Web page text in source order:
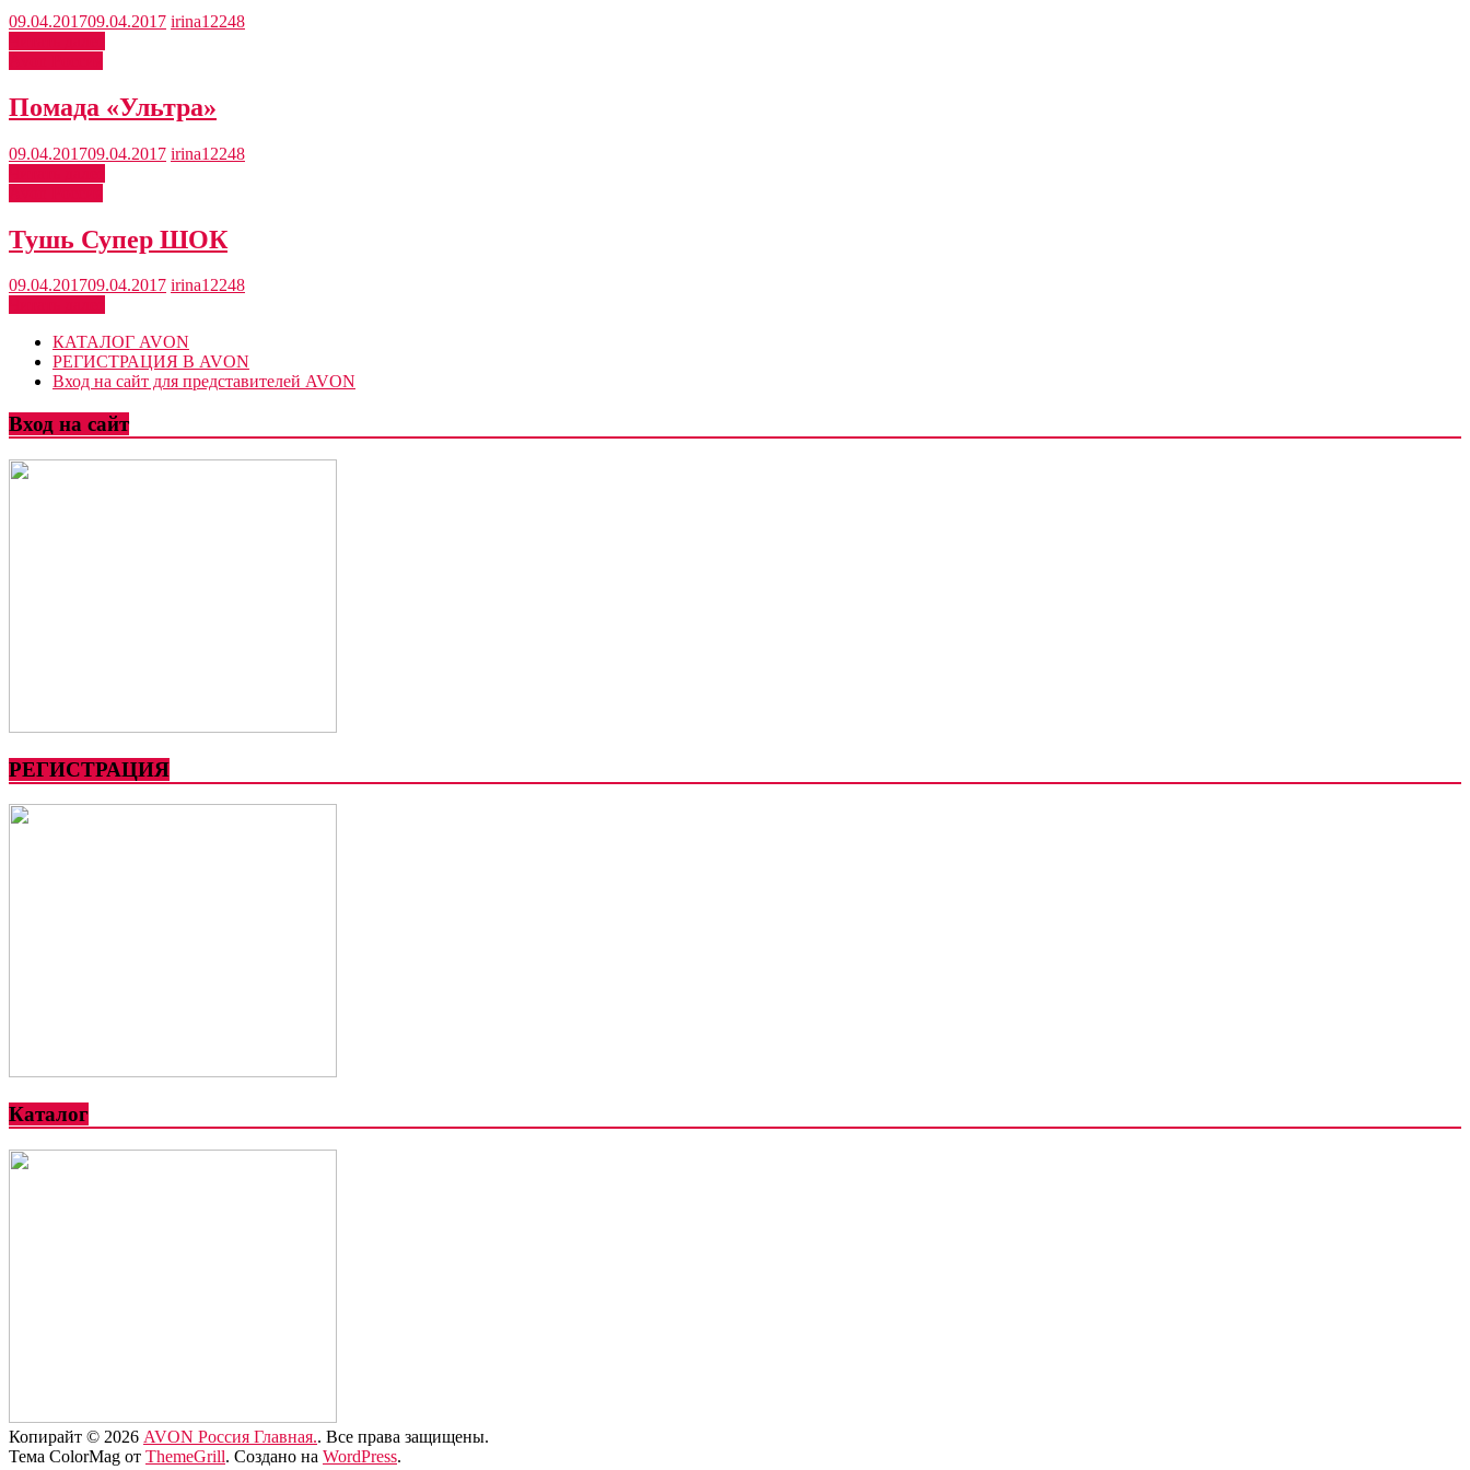
09.04.201709.04.2017 irina12248
Помада «Ультра»
09.04.201709.04.2017 irina12248
Тушь Супер ШОК
09.04.201709.04.2017 irina12248
КАТАЛОГ AVON
РЕГИСТРАЦИЯ В AVON
Вход на сайт для представителей AVON
Вход на сайт
РЕГИСТРАЦИЯ
Каталог
Копирайт © 2026 AVON Россия Главная.. Все права защищены.
Тема ColorMag от ThemeGrill. Создано на WordPress.